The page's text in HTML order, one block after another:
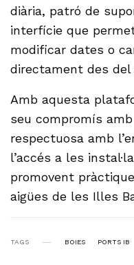
diària, patró de
interfície que
modificar dates o
directament des del
Amb aquesta
seu compromís
respectuosa amb
l’accés a les
promovent
aigües de les Illes
TAGS BOIES PORTS IB